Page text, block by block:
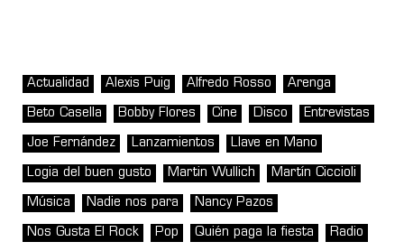
Actualidad Alexis Puig Alfredo Rosso Arenga
Beto Casella Bobby Flores Cine Disco Entrevistas
Joe Fernández Lanzamientos Llave en Mano
Logia del buen gusto Martin Wullich Martín Ciccioli
Música Nadie nos para Nancy Pazos
Nos Gusta El Rock Pop Quién paga la fiesta Radio